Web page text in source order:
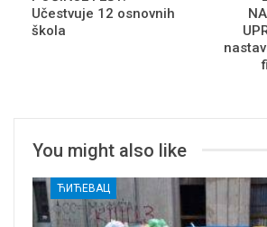
Učestvuje 12 osnovnih
škola
You might also like
ЋИЋЕВАЦ